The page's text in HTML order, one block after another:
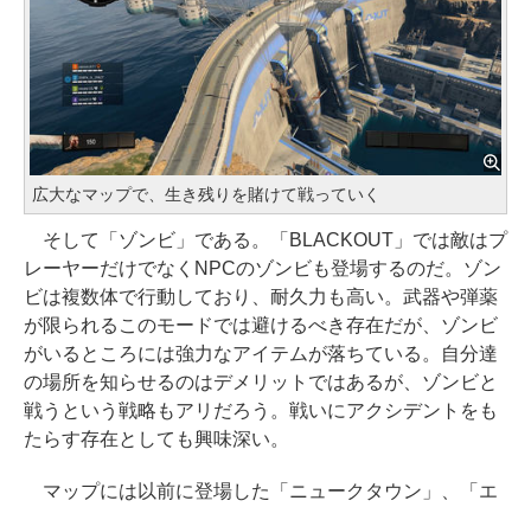
広大なマップで、生き残りを賭けて戦っていく
そして「ゾンビ」である。「BLACKOUT」では敵はプ
レーヤーだけでなくNPCのゾンビも登場するのだ。ゾン
ビは複数体で行動しており、耐久力も高い。武器や弾薬
が限られるこのモードでは避けるべき存在だが、ゾンビ
がいるところには強力なアイテムが落ちている。自分達
の場所を知らせるのはデメリットではあるが、ゾンビと
戦うという戦略もアリだろう。戦いにアクシデントをも
たらす存在としても興味深い。
マップには以前に登場した「ニュークタウン」、「エ